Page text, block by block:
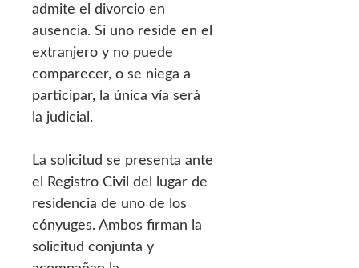
admite el divorcio en
ausencia. Si uno reside en el
extranjero y no puede
comparecer, o se niega a
participar, la única vía será
la judicial.
La solicitud se presenta ante
el Registro Civil del lugar de
residencia de uno de los
cónyuges. Ambos firman la
solicitud conjunta y